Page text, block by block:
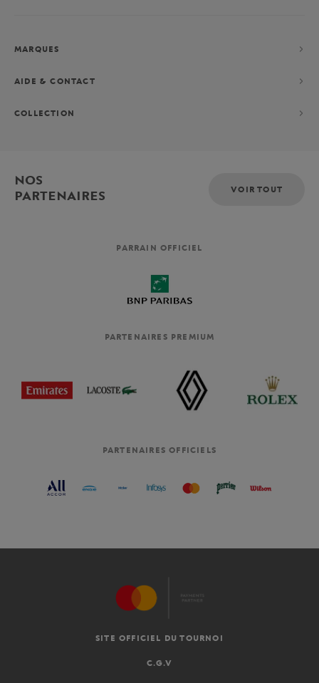
MARQUES
AIDE & CONTACT
COLLECTION
NOS
PARTENAIRES
VOIR TOUT
PARRAIN OFFICIEL
PARTENAIRES PREMIUM
PARTENAIRES OFFICIELS
SITE OFFICIEL DU TOURNOI
C.G.V